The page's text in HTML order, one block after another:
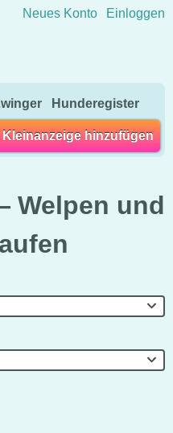
wechseln
Neues Konto Einloggen
Hunderegister
Kleinanzeige hinzufügen
Welpen und